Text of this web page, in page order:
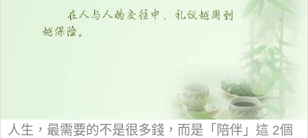
人生，最需要的不是很多錢，而是「陪伴」這 2個